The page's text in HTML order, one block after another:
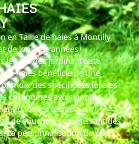
en Taille de haies à Montilly
de longues années
le soin des jardins. Toute
de haies bénéficie de une
des spécificités locales
communes avoisinantes.
dans les techniques
de souches, garantissant des
La personnalisation de nos